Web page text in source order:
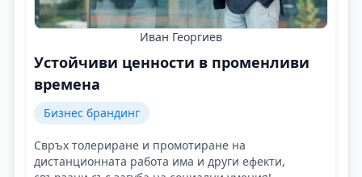
Иван Георгиев
Устойчиви ценности в променливи
времена
Бизнес брандинг
Свръх толериране и промотиране на
дистанционната работа има и други ефекти,